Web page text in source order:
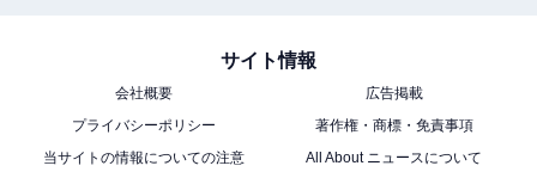
サイト情報
会社概要
広告掲載
プライバシーポリシー
著作権・商標・免責事項
当サイトの情報についての注意
All About ニュースについて